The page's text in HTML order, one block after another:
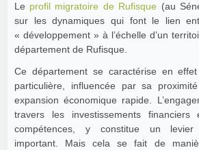
Le profil migratoire de Rufisque (au
sur les dynamiques qui font le lien
« développement » à l’échelle d’un
département de Rufisque.
Ce département se caractérise en
particulière, influencée par sa
expansion économique rapide.
travers les investissements
compétences, y constitue un levier
important. Mais cela se fait de